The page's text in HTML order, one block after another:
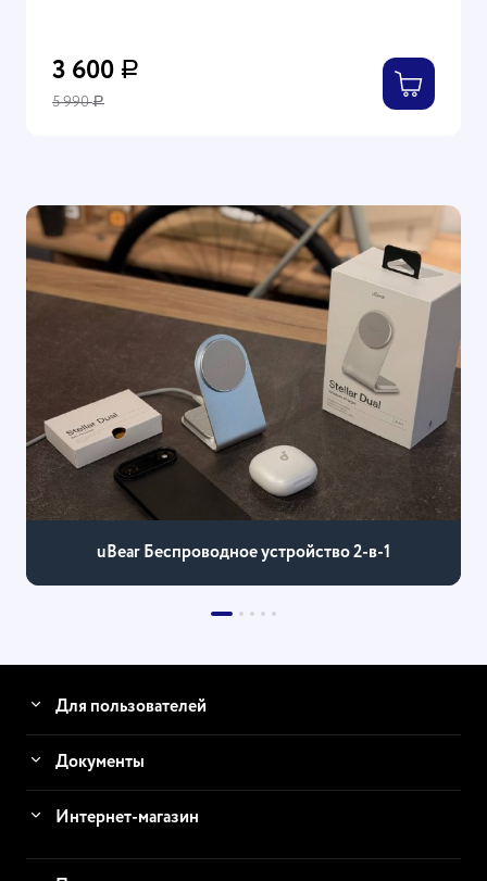
3 600 Р
5 990Р
uBear Беспроводное устройство 2-в-1
Для пользователей
Документы
Интернет-магазин